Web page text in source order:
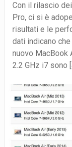
Con il rilascio
Pro, ci si è
risultati e le
dati indicano
nuovo MacBook
2.2 GHz i7 sono